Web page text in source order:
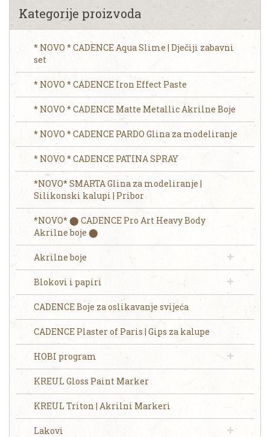
Kategorije proizvoda
* NOVO * CADENCE Aqua Slime | Dječiji zabavni
set
* NOVO * CADENCE Iron Effect Paste
* NOVO * CADENCE Matte Metallic Akrilne Boje
* NOVO * CADENCE PARDO Glina za modeliranje
* NOVO * CADENCE PATINA SPRAY
*NOVO* SMARTA Glina za modeliranje |
Silikonski kalupi | Pribor
*NOVO* ⬤ CADENCE Pro Art Heavy Body
Akrilne boje ⬤
Akrilne boje
Blokovi i papiri
CADENCE Boje za oslikavanje svijeća
CADENCE Plaster of Paris | Gips za kalupe
HOBI program
KREUL Gloss Paint Marker
KREUL Triton | Akrilni Markeri
Lakovi